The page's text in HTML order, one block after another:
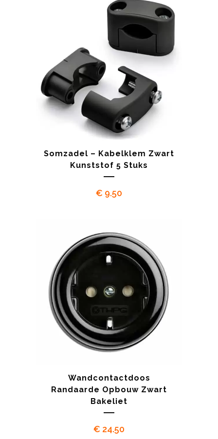
Somzadel – Kabelklem Zwart
Kunststof 5 Stuks
€ 9.50
Wandcontactdoos
Randaarde Opbouw Zwart
Bakeliet
€ 24.50